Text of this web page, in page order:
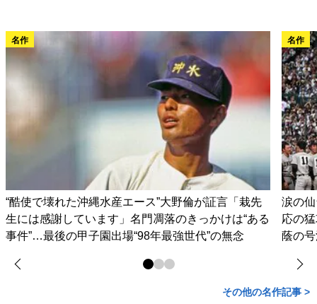
名作
“酷使で壊れた沖縄水産エース”大野倫が証言「栽先
生には感謝しています」名門凋落のきっかけは“ある
事件”…最後の甲子園出場“98年最強世代”の無念
名作
涙の
応の
蔭の
その他の名作記事 >